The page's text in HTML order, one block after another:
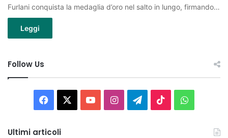
Furlani conquista la medaglia d’oro nel salto in lungo, firmando…
Leggi
Follow Us
Facebook You InstagramTelegram
TikTok
Ultimi articoli